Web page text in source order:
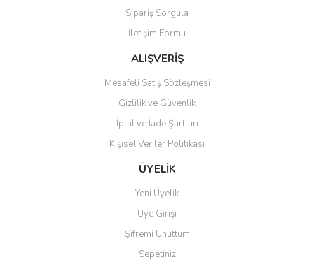
Sipariş Sorgula
İletişim Formu
ALIŞVERİŞ
Mesafeli Satış Sözleşmesi
Gizlilik ve Güvenlik
İptal ve İade Şartları
Kişisel Veriler Politikası
ÜYELİK
Yeni Üyelik
Üye Girişi
Şifremi Unuttum
Sepetiniz